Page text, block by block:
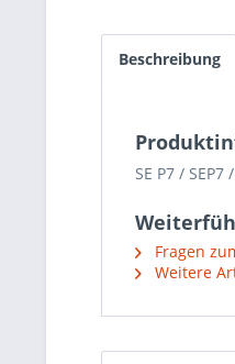
Beschreibung
SE P7 /
Fragen
Weitere